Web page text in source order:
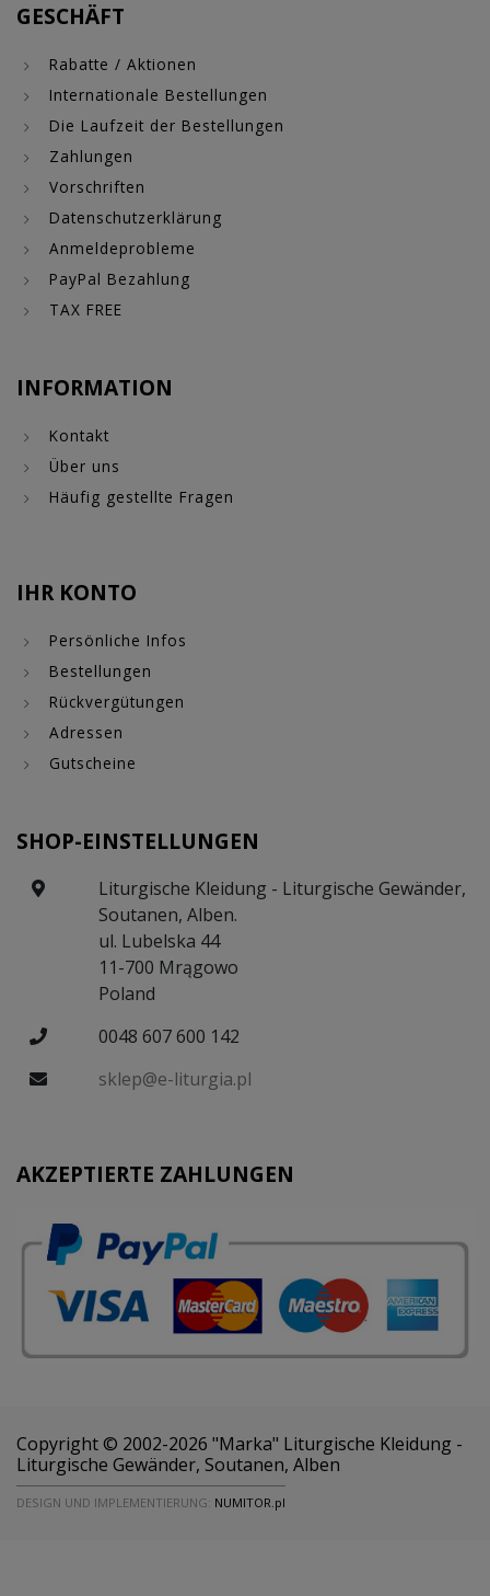
GESCHÄFT
Rabatte / Aktionen
Internationale Bestellungen
Die Laufzeit der Bestellungen
Zahlungen
Vorschriften
Datenschutzerklärung
Anmeldeprobleme
PayPal Bezahlung
TAX FREE
INFORMATION
Kontakt
Über uns
Häufig gestellte Fragen
IHR KONTO
Persönliche Infos
Bestellungen
Rückvergütungen
Adressen
Gutscheine
SHOP-EINSTELLUNGEN
Liturgische Kleidung - Liturgische Gewänder,
Soutanen, Alben.
ul. Lubelska 44
11-700 Mrągowo
Poland
0048 607 600 142
sklep@e-liturgia.pl
AKZEPTIERTE ZAHLUNGEN
Copyright © 2002-2026 "Marka" Liturgische Kleidung -
Liturgische Gewänder, Soutanen, Alben
DESIGN UND IMPLEMENTIERUNG: NUMITOR.pl